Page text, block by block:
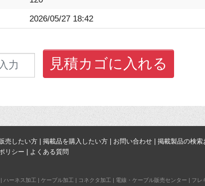
2026/05/27 18:42
見積カゴに入れる
売したい方 掲載品を購入したい方 お問い合わせ
掲載製品の検索
リシー よくある質問
| ハーネス加工 | ケーブル加工 | コネクタ加工 | 電線・ケーブル販売センター | フレ